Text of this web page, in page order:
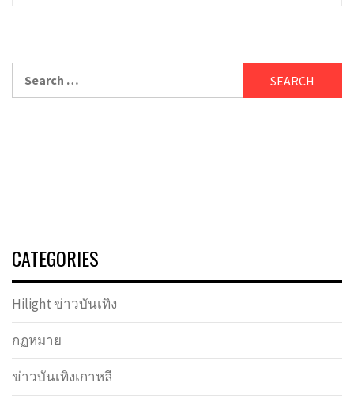
CATEGORIES
Hilight ข่าวบันเทิง
กฏหมาย
ข่าวบันเทิงเกาหลี